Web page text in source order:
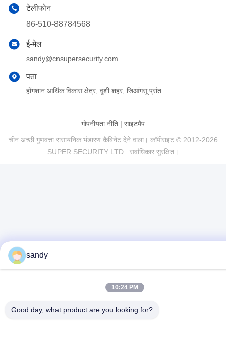
टेलीफोन
86-510-88784568
ई-मेल
sandy@cnsupersecurity.com
पता
होंगशान आर्थिक विकास क्षेत्र, वूशी शहर, जिआंगसू प्रांत
गोपनीयता नीति | साइटमैप
चीन अच्छी गुणवत्ता रासायनिक भंडारण कैबिनेट देने वाला। कॉपीराइट © 2012-2026
SUPER SECURITY LTD . सर्वाधिकार सुरक्षित।
sandy
10:24 PM
Good day, what product are you looking for?